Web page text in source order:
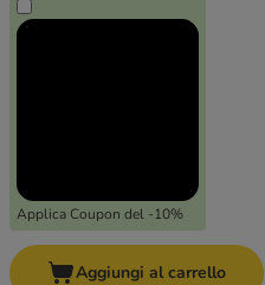
Applica Coupon del -10%
Aggiungi al carrello